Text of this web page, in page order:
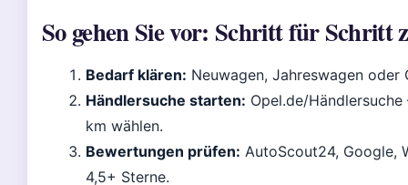
So gehen Sie vor: Schritt für
Bedarf klären: Neuwagen, Jahreswagen oder
Händlersuche starten: Opel.de/
km wählen.
Bewertungen prüfen: AutoScout24, Google,
4,5+ Sterne.